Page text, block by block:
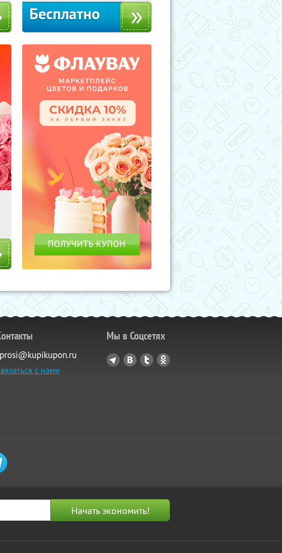
Бесплатно
с нами
Мы в Соцсетях